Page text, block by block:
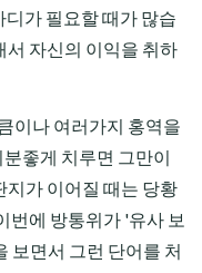
디가 필요할 때가 많습
서 자신의 이익을 취하
이나 여러가지 홍역을
좋게 치루면 그만이
지가 이어질 때는 당황
번에 방통위가 '유사 보
보면서 그런 단어를 처